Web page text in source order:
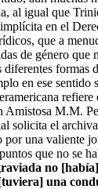
al igual que
en el
que a
de género que
formas
en ese sentido
refiere
Amistosa M.M.
solicita el
por una valiente
que no se
no
una